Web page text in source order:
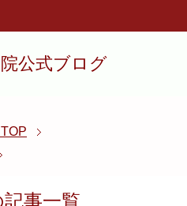
公式ブログ
TOP
記事一覧